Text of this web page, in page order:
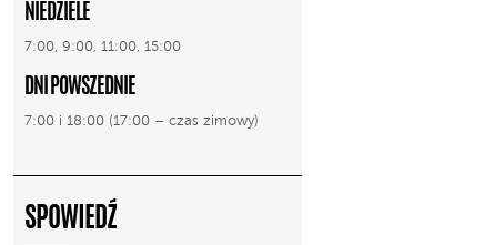
NIEDZIELE
7:00, 9:00, 11:00, 15:00
DNI POWSZEDNIE
7:00 i 18:00 (17:00 – czas zimowy)
SPOWIEDŹ